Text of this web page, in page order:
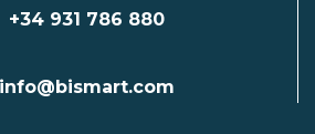
+34 931 786 880
info@bismart.com